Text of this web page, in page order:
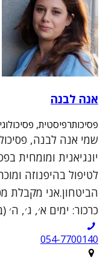
אנה לבנה
פסיכותרפיסטית,
שמי אנה לבנה,
יונגיאנית ומומחית
לטיפול בהיפנוזה
הביטחון.אני מקבלת
כרכור: ימים א׳, ג׳,
054-7700140